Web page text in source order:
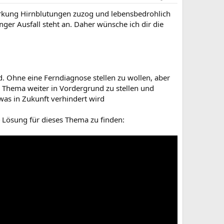
Hirnblutungen zuzog und lebensbedrohlich
Ausfall steht an. Daher wünsche ich dir die
Ohne eine Ferndiagnose stellen zu wollen, aber
weiter in Vordergrund zu stellen und
in Zukunft verhindert wird
für dieses Thema zu finden: